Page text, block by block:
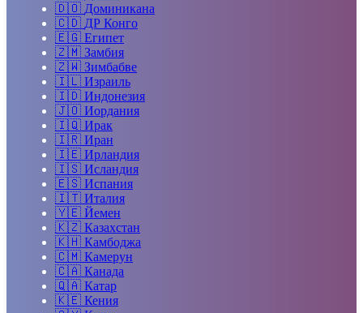
🇩🇴 Доминикана
🇨🇩 ДР Конго
🇪🇬 Египет
🇿🇲 Замбия
🇿🇼 Зимбабве
🇮🇱 Израиль
🇮🇩 Индонезия
🇯🇴 Иордания
🇮🇶 Ирак
🇮🇷 Иран
🇮🇪 Ирландия
🇮🇸 Исландия
🇪🇸 Испания
🇮🇹 Италия
🇾🇪 Йемен
🇰🇿 Казахстан
🇰🇭 Камбоджа
🇨🇲 Камерун
🇨🇦 Канада
🇶🇦 Катар
🇰🇪 Кения